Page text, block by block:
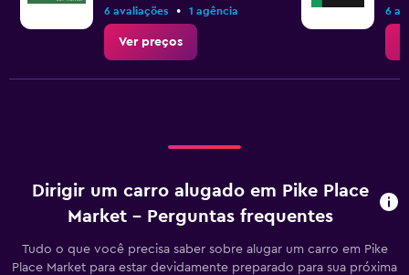
6 avaliações • 1 agência
Ver preços
6
Dirigir um carro alugado em Pike Place
Market – Perguntas frequentes
Tudo o que você precisa saber sobre alugar um carro em Pike
Place Market para estar devidamente preparado para sua próxima